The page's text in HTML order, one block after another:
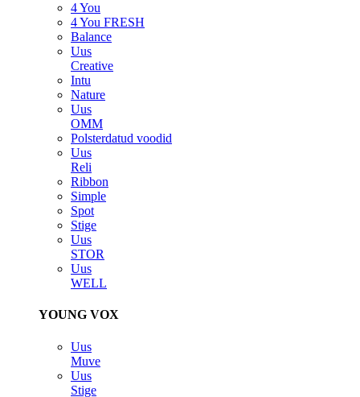
4 You
4 You FRESH
Balance
Uus
Creative
Intu
Nature
Uus
OMM
Polsterdatud voodid
Uus
Reli
Ribbon
Simple
Spot
Stige
Uus
STOR
Uus
WELL
YOUNG VOX
Uus
Muve
Uus
Stige